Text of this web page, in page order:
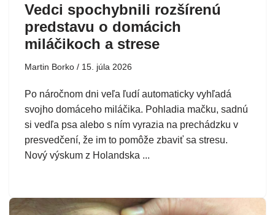
Vedci spochybnili rozšírenú
predstavu o domácich
miláčikoch a strese
Martin Borko 15. júla 2026
Po náročnom dni veľa ľudí automaticky vyhľadá
svojho domáceho miláčika. Pohladia mačku, sadnú
si vedľa psa alebo s ním vyrazia na prechádzku v
presvedčení, že im to pomôže zbaviť sa stresu.
Nový výskum z Holandska ...